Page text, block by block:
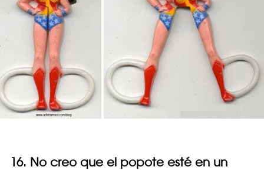
16. No creo que el popote esté en un